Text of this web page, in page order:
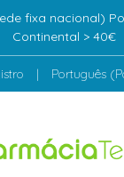
fixa nacional)
Continental > 40€
| Português